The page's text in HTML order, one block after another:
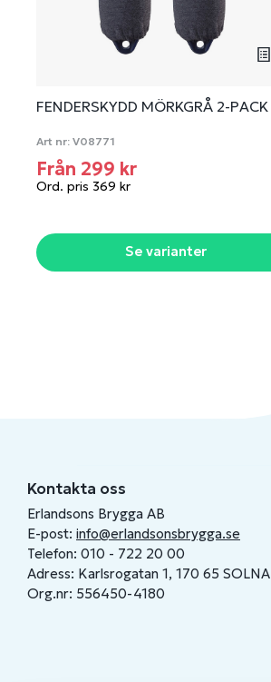
FENDERSKYDD MÖRKGRÅ 2-PACK
Art nr: V08771
Från 299 kr
Ord. pris 369 kr
Se varianter
Kontakta oss
Erlandsons Brygga AB
E-post: info@erlandsonsbrygga.se
Telefon: 010 - 722 20 00
Adress: Karlsrogatan 1, 170 65 SOLNA
Org.nr: 556450-4180